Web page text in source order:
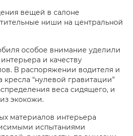
вещей в салоне
ниши на центральной
особое внимание уделили
и качеству
В распоряжении водителя и
“нулевой гравитации”
веса сидящего, и
экокожи.
материалов интерьера
испытаниями